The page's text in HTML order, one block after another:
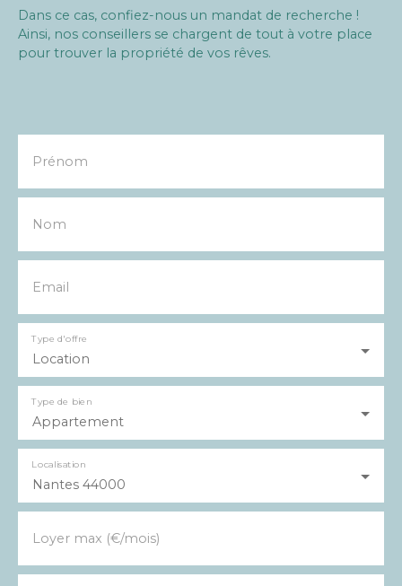
Dans ce cas, confiez-nous un mandat de recherche !
Ainsi, nos conseillers se chargent de tout à votre place
pour trouver la propriété de vos rêves.
Prénom
Nom
Email
Location
Type d'offre
Appartement
Type de bien
Nantes 44000
Localisation
Loyer max (€/mois)